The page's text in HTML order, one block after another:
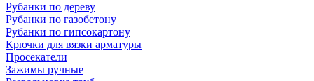
Рубанки по дереву
Рубанки по газобетону
Рубанки по гипсокартону
Крючки для вязки арматуры
Просекатели
Зажимы ручные